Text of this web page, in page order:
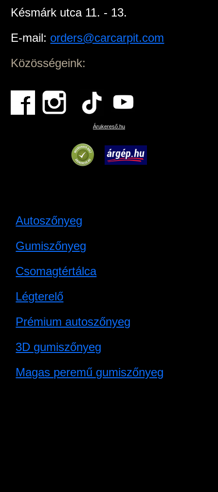
Késmárk utca 11. - 13.
E-mail: orders@carcarpit.com
Közösségeink:
Árukereső.hu
Autoszőnyeg
Gumiszőnyeg
Csomagtértálca
Légterelő
Prémium autoszőnyeg
3D gumiszőnyeg
Magas peremű gumiszőnyeg